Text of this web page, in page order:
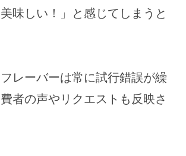
味しい！」と感じてしまうと
レーバーは常に試行錯誤が繰
者の声やリクエストも反映さ